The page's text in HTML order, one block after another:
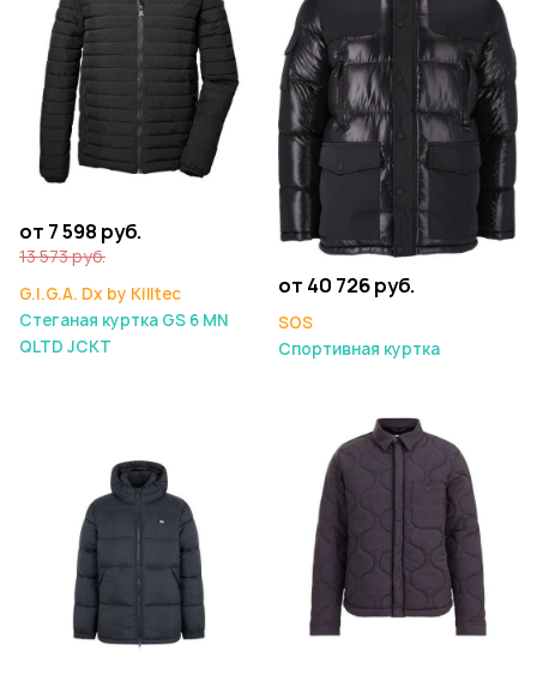
от 7 598 руб.
13 573 руб.
G.I.G.A. Dx by Killtec
Стеганая куртка GS 6 MN
QLTD JCKT
от 40 726 руб.
SOS
Спортивная куртка